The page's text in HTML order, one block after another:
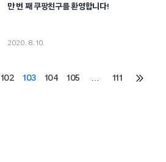
만 번 째 쿠팡친구를 환영합니다!
2020. 8. 10.
102 103 104 105 … 111
다음